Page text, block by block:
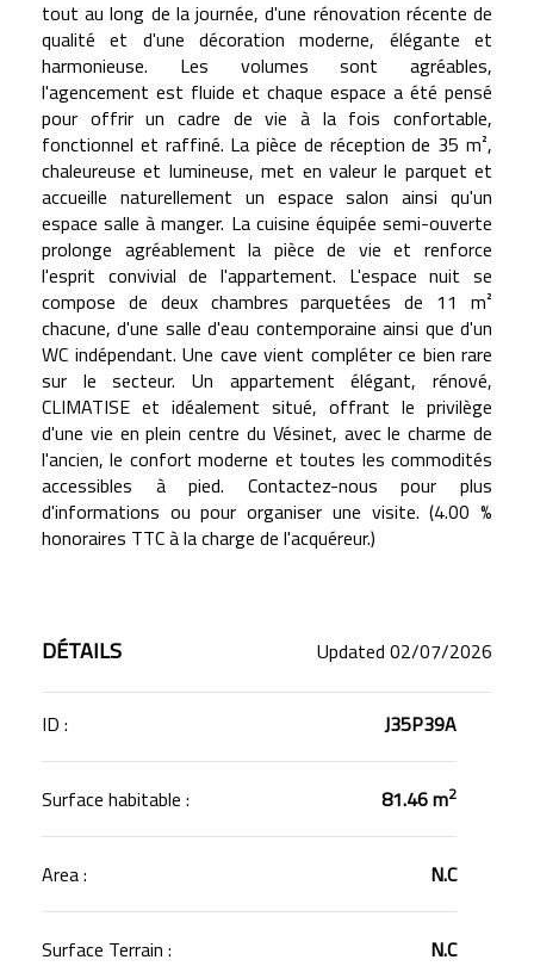
tout au long de la journée, d'une rénovation récente de
qualité et d'une décoration moderne, élégante et
harmonieuse. Les volumes sont agréables,
l'agencement est fluide et chaque espace a été pensé
pour offrir un cadre de vie à la fois confortable,
fonctionnel et raffiné. La pièce de réception de 35 m²,
chaleureuse et lumineuse, met en valeur le parquet et
accueille naturellement un espace salon ainsi qu'un
espace salle à manger. La cuisine équipée semi-ouverte
prolonge agréablement la pièce de vie et renforce
l'esprit convivial de l'appartement. L'espace nuit se
compose de deux chambres parquetées de 11 m²
chacune, d'une salle d'eau contemporaine ainsi que d'un
WC indépendant. Une cave vient compléter ce bien rare
sur le secteur. Un appartement élégant, rénové,
CLIMATISE et idéalement situé, offrant le privilège
d'une vie en plein centre du Vésinet, avec le charme de
l'ancien, le confort moderne et toutes les commodités
accessibles à pied. Contactez-nous pour plus
d'informations ou pour organiser une visite. (4.00 %
honoraires TTC à la charge de l'acquéreur.)
DÉTAILS Updated 02/07/2026
ID : J35P39A
Surface habitable : 81.46 m2
Area : N.C
Surface Terrain : N.C